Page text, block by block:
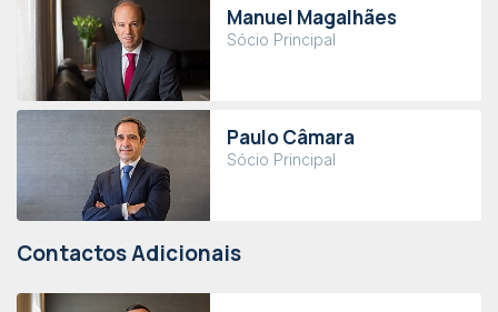
Manuel Magalhães
Sócio Principal
Paulo Câmara
Sócio Principal
Contactos Adicionais